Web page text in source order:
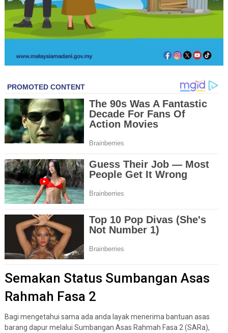
Semakan Status Sumbangan Asas
Rahmah Fasa 2
Bagi mengetahui sama ada anda layak menerima bantuan asas
barang dapur melalui Sumbangan Asas Rahmah Fasa 2 (SARa),